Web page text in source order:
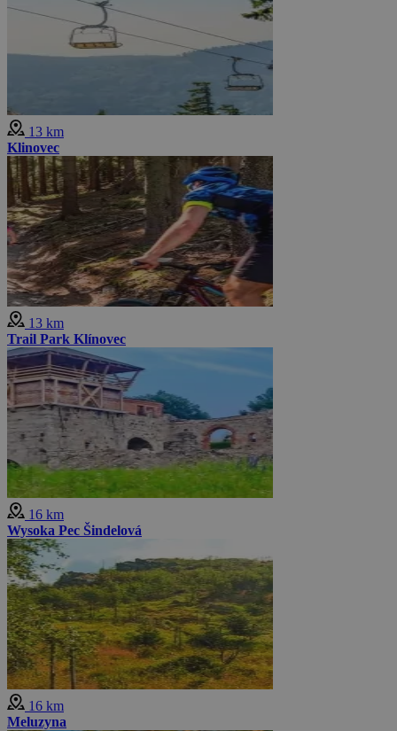
13 km
Klinovec
13 km
Trail Park Klínovec
16 km
Wysoka Pec Šindelová
16 km
Meluzyna